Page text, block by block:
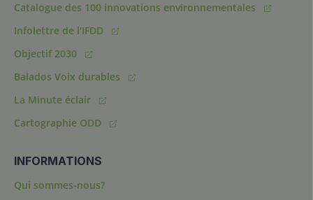
Catalogue des 100 innovations environnementales
Infolettre de l'IFDD
Objectif 2030
Balados Voix durables
La Minute éclair
Cartographie ODD
INFORMATIONS
Qui sommes-nous?